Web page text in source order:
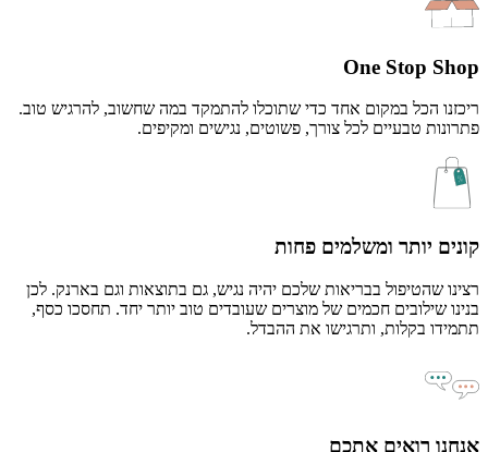
One Stop Shop
ריכזנו הכל במקום אחד כדי שתוכלו להתמקד במה שחשוב, להרגיש טוב.
פתרונות טבעיים לכל צורך, פשוטים, נגישים ומקיפים.
קונים יותר ומשלמים פחות
רצינו שהטיפול בבריאות שלכם יהיה נגיש, גם בתוצאות וגם בארנק. לכן
בנינו שילובים חכמים של מוצרים שעובדים טוב יותר יחד. תחסכו כסף,
תתמידו בקלות, ותרגישו את ההבדל.
אנחנו רואים אתכם